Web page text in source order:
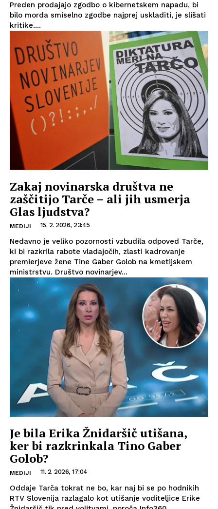
Preden prodajajo zgodbo o kibernetskem napadu, bi
bilo morda smiselno zgodbe najprej uskladiti, je slišati
kritike....
Zakaj novinarska društva ne
zaščitijo Tarče – ali jih usmerja
Glas ljudstva?
MEDIJI 15. 2. 2026, 23:45
Nedavno je veliko pozornosti vzbudila odpoved Tarče,
ki bi razkrila rabote vladajočih, zlasti kadrovanje
premierjeve žene Tine Gaber Golob na kmetijskem
ministrstvu. Društvo novinarjev...
Je bila Erika Žnidaršič utišana,
ker bi razkrinkala Tino Gaber
Golob?
MEDIJI 11. 2. 2026, 17:04
Oddaje Tarča tokrat ne bo, kar naj bi se po hodnikih
RTV Slovenija razlagalo kot utišanje voditeljice Erike